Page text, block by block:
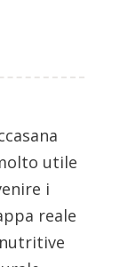
utile
i
reale